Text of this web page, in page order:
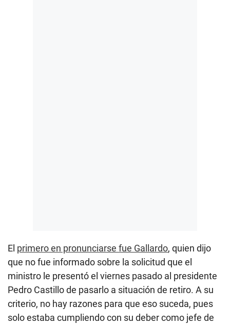
El primero en pronunciarse fue Gallardo, quien dijo
que no fue informado sobre la solicitud que el
ministro le presentó el viernes pasado al presidente
Pedro Castillo de pasarlo a situación de retiro. A su
criterio, no hay razones para que eso suceda, pues
solo estaba cumpliendo con su deber como jefe de